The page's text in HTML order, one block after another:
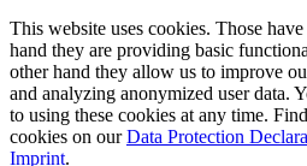
This website uses cookies. Those
hand they are providing basic
other hand they allow us to improve
and analyzing anonymized user data.
to using these cookies at any time.
cookies on ourData Protection
Imprint.